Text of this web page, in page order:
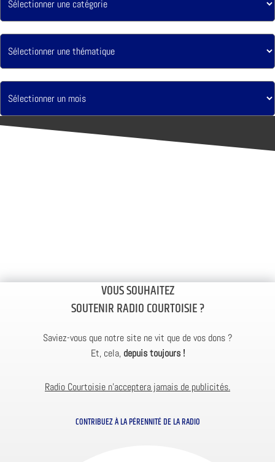
VOUS SOUHAITEZ
SOUTENIR RADIO COURTOISIE ?
Saviez-vous que notre site ne vit que de vos dons ?
Et, cela, depuis toujours !
Radio Courtoisie n’acceptera jamais de publicités.
CONTRIBUEZ À LA PÉRENNITÉ DE LA RADIO